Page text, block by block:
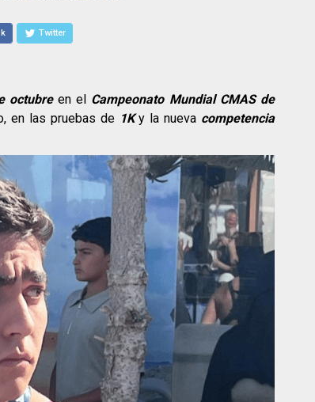
Twitter
octubre en el Campeonato Mundial CMAS de
en las pruebas de 1K y la nueva competencia